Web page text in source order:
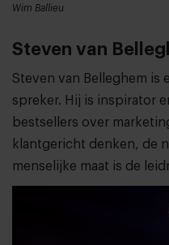
Wim Ballieu
Steven van
Steven van Belleghem is
spreker. Hij is inspirator
bestsellers over
klantgericht denken, de
menselijke maat is de